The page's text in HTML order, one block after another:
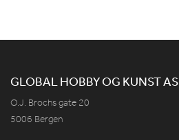
GLOBAL HOBBY OG KUNST AS
O.J. Brochs gate 20
5006 Bergen